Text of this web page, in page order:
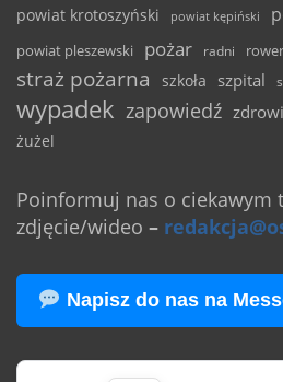
powiat krotoszyński powiat kępiński
powiat pleszewski pożar radni rower
straż pożarna szkoła szpital
wypadek zapowiedź
żużel
Poinformuj nas o ciekawym
zdjęcie/wideo –
Napisz do nas na